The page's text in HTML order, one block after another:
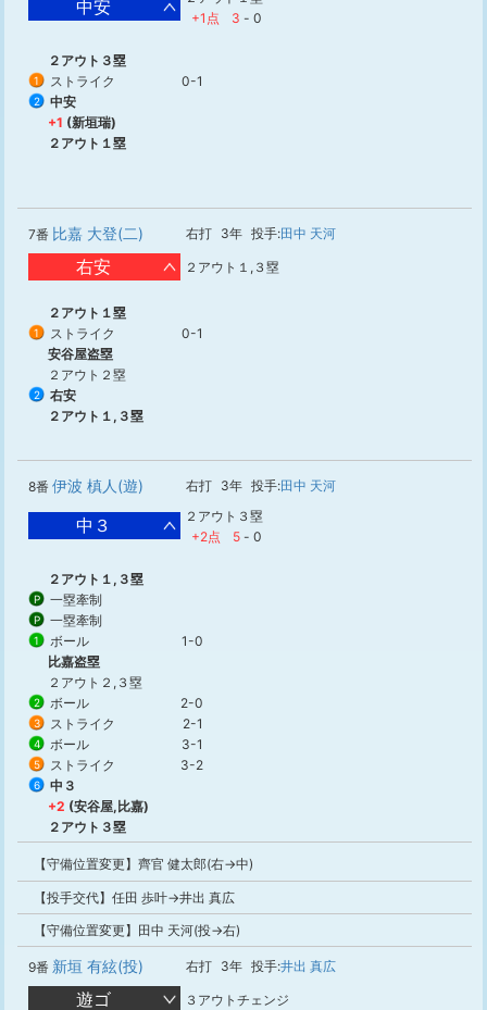
中安
+1点
3 - 0
２アウト３塁
1 ストライク 0-1
2
中安
+1 (新垣瑞)
２アウト１塁
7番 比嘉 大登(二) 右打 3年 投手:田中 天河
右安 ２アウト１,３塁
２アウト１塁
1 ストライク
0-1
安谷屋盗塁
２アウト２塁
2
右安
２アウト１,３塁
8番 伊波 槙人(遊) 右打 3年 投手:田中 天河
中３
２アウト３塁
+2点
5 - 0
２アウト１,３塁
P 一塁牽制
P 一塁牽制
1 ボール
1-0
比嘉盗塁
２アウト２,３塁
2 ボール 2-0
3 ストライク 2-1
4 ボール 3-1
5 ストライク 3-2
6
中３
+2 (安谷屋,比嘉)
２アウト３塁
【守備位置変更】齊官 健太郎(右→中)
【投手交代】任田 歩叶→井出 真広
【守備位置変更】田中 天河(投→右)
9番 新垣 有絃(投) 右打 3年 投手:井出 真広
遊ゴ ３アウトチェンジ